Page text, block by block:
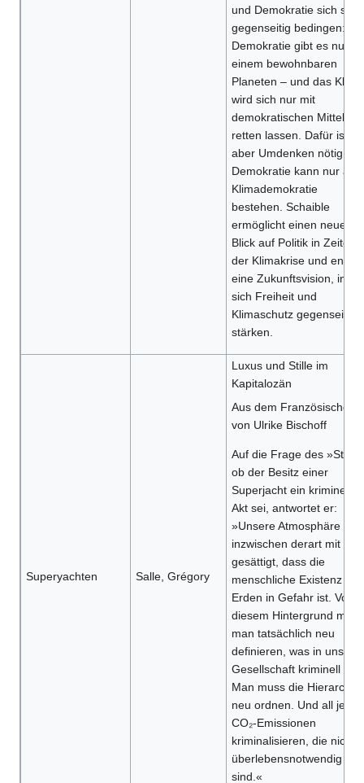
und Demokratie sich
gegenseitig bedingen:
Demokratie gibt es nur
einem bewohnbaren
Planeten – und das Klima
wird sich nur mit
demokratischen Mitteln
retten lassen. Dafür ist
aber Umdenken nötig:
Demokratie kann nur als
Klimademokratie
bestehen. Schaible
ermöglicht einen neuen
Blick auf Politik in Zeiten
der Klimakrise und
eine Zukunftsvision, in
sich Freiheit und
Klimaschutz gegenseitig
stärken.
Superyachten Salle, Grégory
Luxus und Stille im
Kapitalozän
Aus dem Französischen
von Ulrike Bischoff
Auf die Frage des
ob der Besitz einer
Superjacht ein krimineller
Akt sei, antwortet er:
»Unsere Atmosphäre ist
inzwischen derart mit CO₂
gesättigt, dass die
menschliche Existenz auf
Erden in Gefahr ist. Vor
diesem Hintergrund muss
man tatsächlich neu
definieren, was in unserer
Gesellschaft kriminell ist.
Man muss die
neu ordnen. Und all jene
CO₂-Emissionen
kriminalisieren, die nicht
überlebensnotwendig
sind.«